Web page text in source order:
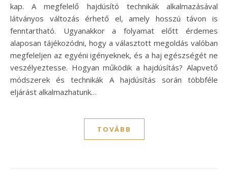
kap. A megfelelő hajdúsító technikák alkalmazásával
látványos változás érhető el, amely hosszú távon is
fenntartható. Ugyanakkor a folyamat előtt érdemes
alaposan tájékozódni, hogy a választott megoldás valóban
megfeleljen az egyéni igényeknek, és a haj egészségét ne
veszélyeztesse. Hogyan működik a hajdúsítás? Alapvető
módszerek és technikák A hajdúsítás során többféle
eljárást alkalmazhatunk…
TOVÁBB